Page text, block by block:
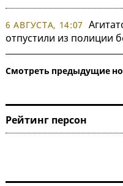
6 АВГУСТА, 14:07
отпустили из полиции
Смотреть